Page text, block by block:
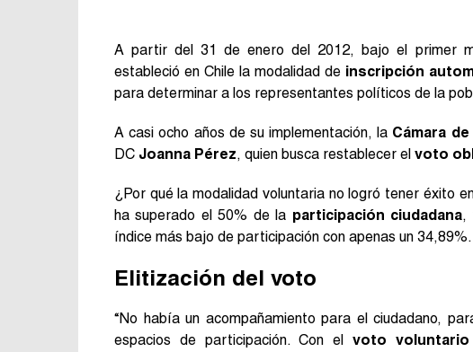
A partir del 31 de enero del 2012, bajo el primer
estableció en Chile la modalidad de inscripción
para determinar a los representantes políticos de la
A casi ocho años de su implementación, la Cámara
DC Joanna Pérez, quien busca restablecer el voto
¿Por qué la modalidad voluntaria no logró tener éxito
ha superado el 50% de la participación ciudadana,
índice más bajo de participación con apenas un 34,89%.
Elitización del voto
“No había un acompañamiento para el ciudadano,
espacios de participación. Con el voto voluntario